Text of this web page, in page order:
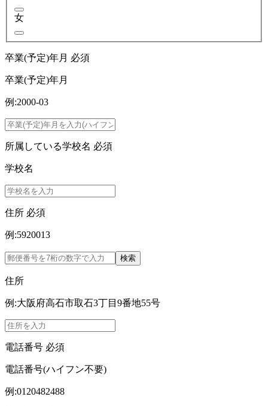
女
卒業(予定)年月 必須
卒業(予定)年月
例:2000-03
所属している学校名 必須
学校名
住所 必須
例:5920013
検索
住所
例:大阪府高石市取石3丁目9番地55号
電話番号 必須
電話番号(ハイフン不要)
例:0120482488